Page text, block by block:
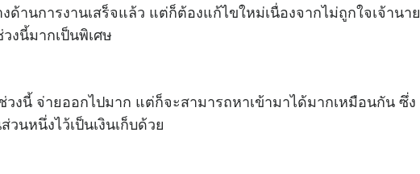
านการงานเสร็จแล้ว แต่ก็ต้องแก้ไขใหม่เนื่องจากไม่ถูกใจเจ้านาย
งนี้มากเป็นพิเศษ
นี้ จ่ายออกไปมาก แต่ก็จะสามารถหาเข้ามาได้มากเหมือนกัน ซึ่ง
วนหนึ่งไว้เป็นเงินเก็บด้วย